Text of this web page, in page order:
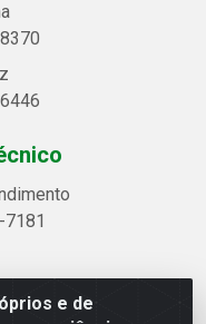
e de
Alegre, 2521 -